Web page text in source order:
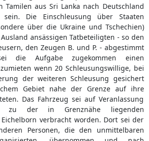
Tamilen aus Sri Lanka nach Deutschland
sein. Die Einschleusung über Staaten
über die Ukraine und Tschechien)
ansässigen Tatbeteiligten - so den
den Zeugen B. und P. - abgestimmt
die Aufgabe zugekommen einen
wenn 20 Schleusungswillige, bei
der weiteren Schleusung gesichert
Gebiet nahe der Grenze auf ihre
Das Fahrzeug sei auf Veranlassung
zu der in Grenznähe liegenden
verbracht worden. Dort sei der
Personen, die den unmittelbaren